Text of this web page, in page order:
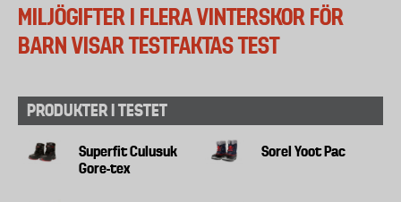
MILJÖGIFTER I FLERA VINTERSKOR FÖR
BARN VISAR TESTFAKTAS TEST
PRODUKTER I TESTET
Superfit Culusuk
Gore-tex
Sorel Yoot Pac